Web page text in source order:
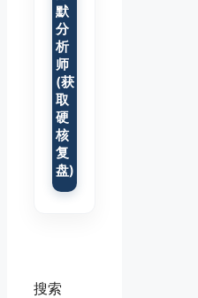
默
分
析
师
(获
取
硬
核
复
盘)
搜索